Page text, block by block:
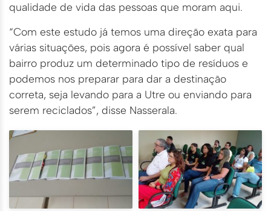
qualidade de vida das pessoas que moram aqui.
“Com este estudo já temos uma direção exata para
várias situações, pois agora é possível saber qual
bairro produz um determinado tipo de resíduos e
podemos nos preparar para dar a destinação
correta, seja levando para a Utre ou enviando para
serem reciclados”, disse Nasserala.